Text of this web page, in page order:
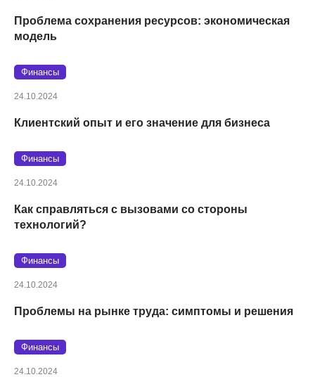
Проблема сохранения ресурсов: экономическая
модель
Финансы
24.10.2024
Клиентский опыт и его значение для бизнеса
Финансы
24.10.2024
Как справляться с вызовами со стороны
технологий?
Финансы
24.10.2024
Проблемы на рынке труда: симптомы и решения
Финансы
24.10.2024